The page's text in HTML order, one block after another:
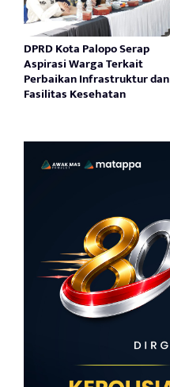
DPRD Kota Palopo Serap
Aspirasi Warga Terkait
Perbaikan Infrastruktur dan
Fasilitas Kesehatan